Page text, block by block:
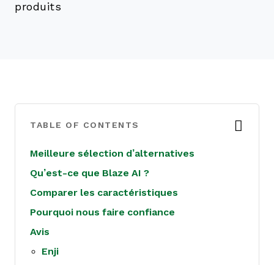
produits
TABLE OF CONTENTS
Meilleure sélection d’alternatives
Qu’est-ce que Blaze AI ?
Comparer les caractéristiques
Pourquoi nous faire confiance
Avis
Enji